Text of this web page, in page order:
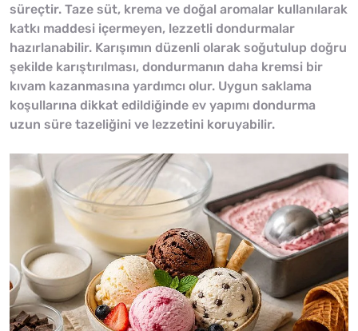
süreçtir. Taze süt, krema ve doğal aromalar kullanılarak
katkı maddesi içermeyen, lezzetli dondurmalar
hazırlanabilir. Karışımın düzenli olarak soğutulup doğru
şekilde karıştırılması, dondurmanın daha kremsi bir
kıvam kazanmasına yardımcı olur. Uygun saklama
koşullarına dikkat edildiğinde ev yapımı dondurma
uzun süre tazeliğini ve lezzetini koruyabilir.